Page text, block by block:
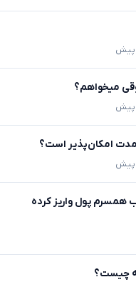
میخواهم؟
مدت امکان‌پذیر است؟
پول واریز کرده
چیست؟